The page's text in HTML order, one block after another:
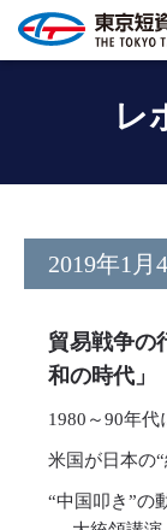
レ
2019年1月
貿易戦争の
和の時代」
1980～90年
米国が日本の
“中国叩き”の